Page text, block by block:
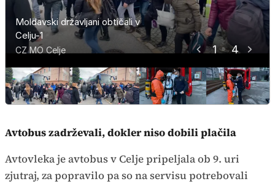
1 4
Moldavski državljani obtičali v
Celju-1
CZ MO Celje
Moldavski državljani obtičali v
Celju-2
CZ MO Celje
Moldavski državljani obtičali v
Celju-3
CZ MO Celje
Moldavski državljani obtičali v
Celju-4
Teodor Goznikar
Avtobus zadrževali, dokler niso dobili plačila
Avtovleka je avtobus v Celje pripeljala ob 9. uri
zjutraj, za popravilo pa so na servisu potrebovali